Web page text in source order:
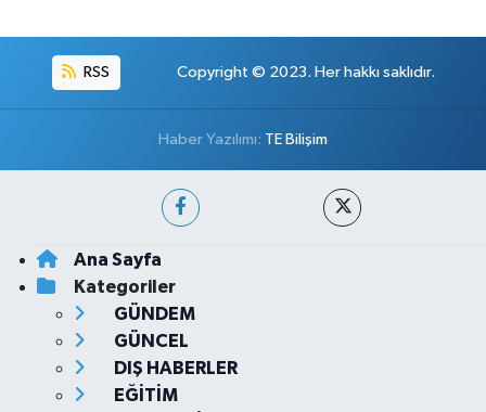
RSS Copyright © 2023. Her hakkı saklıdır.
Haber Yazılımı: TE Bilişim
Ana Sayfa
Kategoriler
GÜNDEM
GÜNCEL
DIŞ HABERLER
EĞİTİM